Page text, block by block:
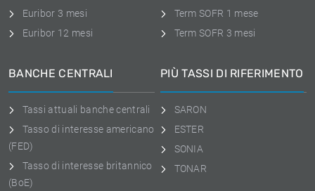
Euribor 3 mesi
Euribor 12 mesi
Term SOFR 1 mese
Term SOFR 3 mesi
BANCHE CENTRALI
Tassi attuali banche centrali
Tasso di interesse americano
(FED)
Tasso di interesse britannico
(BoE)
PIÙ TASSI DI RIFERIMENTO
SARON
ESTER
SONIA
TONAR